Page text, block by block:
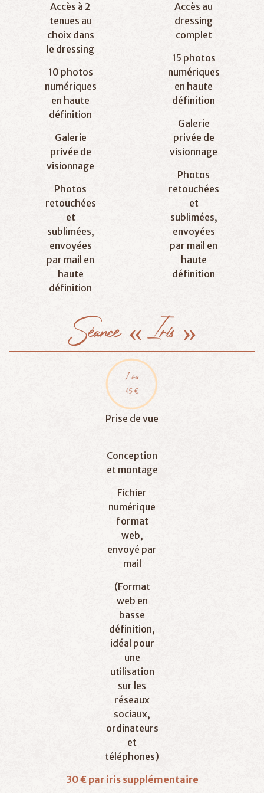
Accès à 2
tenues au
choix dans
le dressing
10 photos
numériques
en haute
définition
Galerie
privée de
visionnage
Photos
retouchées
et
sublimées,
envoyées
par mail en
haute
définition
Accès au
dressing
complet
15 photos
numériques
en haute
définition
Galerie
privée de
visionnage
Photos
retouchées
et
sublimées,
envoyées
par mail en
haute
définition
Séance«Iris»
Prise de vue
Conception
et montage
Fichier
numérique
format
web,
envoyé par
mail
(Format
web en
basse
définition,
idéal pour
une
utilisation
sur les
réseaux
sociaux,
ordinateurs
et
téléphones)
30 € par iris supplémentaire